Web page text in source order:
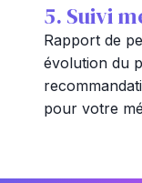
5. Suivi
Rapport de
évolution du
pour votre